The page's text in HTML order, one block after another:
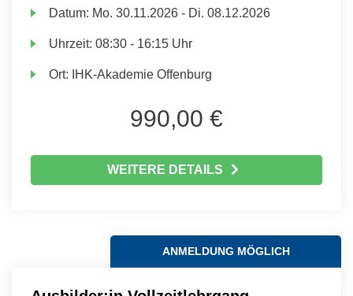
Datum: Mo. 30.11.2026 - Di. 08.12.2026
Uhrzeit:08:30 - 16:15 Uhr
Ort: IHK-Akademie Offenburg
990,00 €
WEITERE DETAILS
ANMELDUNG MÖGLICH